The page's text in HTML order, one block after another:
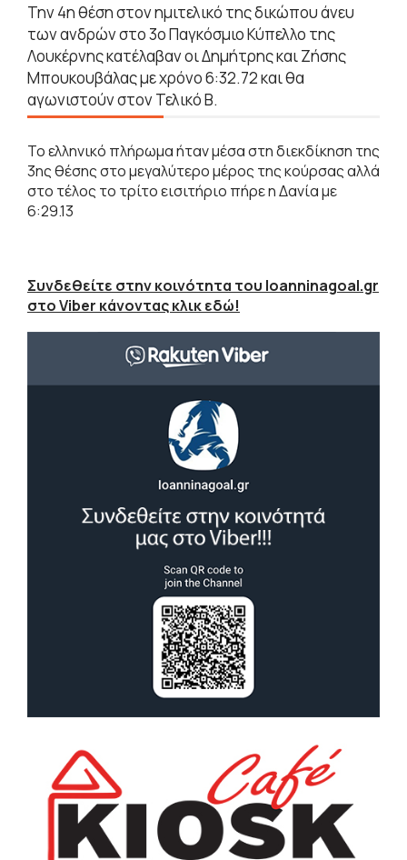
Την 4η θέση στον ημιτελικό της δικώπου άνευ
των ανδρών στο 3ο Παγκόσμιο Κύπελλο της
Λουκέρνης κατέλαβαν οι Δημήτρης και Ζήσης
Μπουκουβάλας με χρόνο 6:32.72 και θα
αγωνιστούν στον Τελικό Β.
Το ελληνικό πλήρωμα ήταν μέσα στη διεκδίκηση της
3ης θέσης στο μεγαλύτερο μέρος της κούρσας αλλά
στο τέλος το τρίτο εισιτήριο πήρε η Δανία με
6:29.13
Συνδεθείτε στην κοινότητα του Ioanninagoal.gr
στο Viber κάνοντας κλικ εδώ!